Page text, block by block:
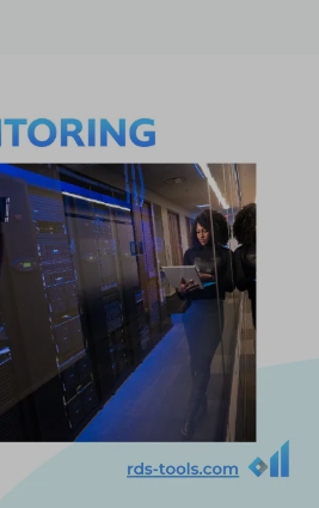
En İyi Uygulamalar
- BT Profesyonelleri için İleriye